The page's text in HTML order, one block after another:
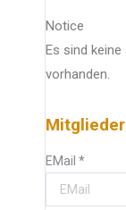
Notice
Es sind
vorhanden.
EMail *